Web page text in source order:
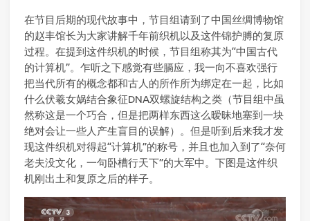
在节目后期的现代故事中，节目组请到了中国丝绸博物馆
的赵丰馆长为大家讲解千年前织机以及这件锦护膊的复原
过程。在提到这件织机的时候，节目组称其为“中国古代
的计算机”。乍听之下感觉有些膈应，我一向不喜欢强行
把当代所有的概念都和古人的所作所为绑定在一起，比如
什么伏羲女娲结合象征DNA双螺旋结构之类（节目组中虽
然称这是一个巧合，但是把两样东西这么暧昧地塞到一块
绝对会让一些人产生盲目的误解）。但是听到后来我才发
现这件织机对得起“计算机”的称号，并且也加入到了“奈何
老夫没文化，一句卧槽行天下”的大军中。下图是这件织
机刚出土和复原之后的样子。